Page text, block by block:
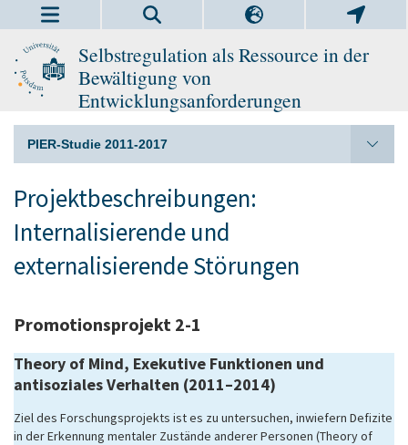
Selbstregulation als Ressource in der
Bewältigung von
Entwicklungsanforderungen
PIER-Studie 2011-2017
Projektbeschreibungen:
Internalisierende und
externalisierende Störungen
Promotionsprojekt 2-1
Theory of Mind, Exekutive Funktionen und
antisoziales Verhalten (2011–2014)
Ziel des Forschungsprojekts ist es zu untersuchen, inwiefern Defizite
in der Erkennung mentaler Zustände anderer Personen (Theory of